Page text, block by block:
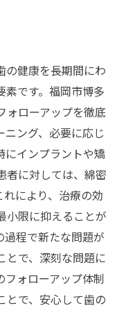
の健康を長期間にわ
素です。福岡市博多
ォローアップを徹底
ニング、必要に応じ
にインプラントや矯
者に対しては、綿密
により、治療の効
小限に抑えることが
過程で新たな問題が
とで、深刻な問題に
フォローアップ体制
とで、安心して歯の